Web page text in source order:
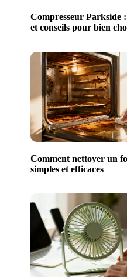
Compresseur Parkside
et conseils pour bien
Comment nettoyer un
simples et efficaces